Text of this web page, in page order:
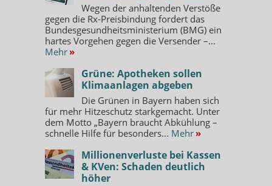
Wegen der anhaltenden Verstöße
gegen die Rx-Preisbindung fordert das
Bundesgesundheitsministerium (BMG) ein
hartes Vorgehen gegen die Versender –...
Mehr »
Grüne: Apotheken sollen
Klimaanlagen abgeben
Die Grünen in Bayern haben sich
für mehr Hitzeschutz starkgemacht. Unter
dem Motto „Bayern braucht Abkühlung –
schnelle Hilfe für besonders... Mehr »
Millionenverluste bei Kassen
& KVen: Schaden deutlich
höher